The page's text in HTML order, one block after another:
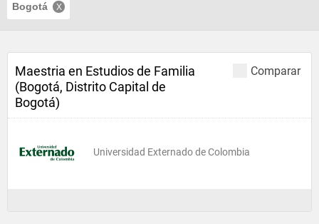
Bogotá
Comparar
Maestria en Estudios de Familia
(Bogotá, Distrito Capital de
Bogotá)
Universidad Externado de Colombia